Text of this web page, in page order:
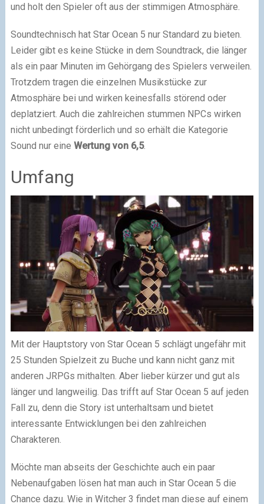
und holt den Spieler oft aus der stimmigen Atmosphäre.
Soundtechnisch hat Star Ocean 5 nur Standard zu bieten.
Leider gibt es keine Stücke in dem Soundtrack, die länger
als ein paar Minuten im Gehörgang des Spielers verweilen.
Trotzdem tragen die einzelnen Musikstücke zur
Atmosphäre bei und wirken keinesfalls störend oder
deplatziert. Auch die zahlreichen stummen NPCs wirken
nicht unbedingt förderlich und so erhält die Kategorie
Sound nur eine Wertung von 6,5.
Umfang
Mit der Hauptstory von Star Ocean 5 schlägt ungefähr mit
25 Stunden Spielzeit zu Buche und kann nicht ganz mit
anderen JRPGs mithalten. Aber lieber kürzer und gut als
länger und langweilig. Das trifft auf Star Ocean 5 auf jeden
Fall zu, denn die Story ist unterhaltsam und bietet
interessante Entwicklungen bei den zahlreichen
Charakteren.
Möchte man abseits der Geschichte auch ein paar
Nebenaufgaben lösen hat man auch in Star Ocean 5 die
Chance dazu. Wie in Witcher 3 findet man diese auf einem